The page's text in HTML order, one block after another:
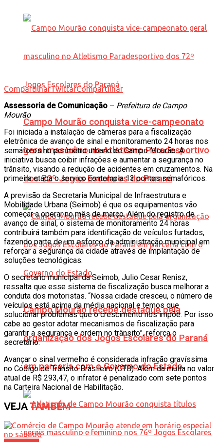
Campo Mourão conquista vice-campeonato
geral masculino no Atletismo Paradesportivo
dos 72º Jogos Escolares do Paraná
Campo Mourão recebe destaque pela
organização dos Jogos Escolares do Paraná
em parceria com o Governo do Estado
CompartilharTwittarCompartilhar
Assessoria de Comunicação – Prefeitura de Campo
Mourão
Foi iniciada a instalação de câmeras para a fiscalização
eletrônica de avanço de sinal e monitoramento 24 horas nos
semáforos no perímetro urbano de Campo Mourão. A
iniciativa busca coibir infrações e aumentar a segurança no
trânsito, visando a redução de acidentes em cruzamentos. Na
primeira etapa o serviço contempla 13 pontos semafóricos.
A previsão da Secretaria Municipal de Infraestrutura e
Mobilidade Urbana (Seimob) é que os equipamentos vão
começar a operar no mês de março. Além do registro de
avanço de sinal, o sistema de monitoramento 24 horas
contribuirá também para identificação de veículos furtados,
fazendo parte de um esforço da administração municipal em
reforçar a segurança da cidade através de implantação de
soluções tecnológicas.
O secretário municipal da Seimob, Julio Cesar Renisz,
ressalta que esse sistema de fiscalização busca melhorar a
conduta dos motoristas. “Nossa cidade cresceu, o número de
veículos está acima da média nacional e temos que
solucionar problemas que o crescimento nos impõe. Por isso
cabe ao gestor adotar mecanismos de fiscalização para
garantir a segurança e ordem no trânsito”, reforça o
secretário.
Avançar o sinal vermelho é considerada infração gravíssima
no Código de Trânsito Brasileiro (CTB). Além da multa no valor
atual de R$ 293,47, o infrator é penalizado com sete pontos
na Carteira Nacional de Habilitação.
VEJATAMBÉM